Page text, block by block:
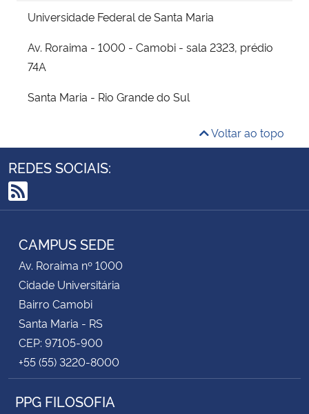
Universidade Federal de Santa Maria
Av. Roraima - 1000 - Camobi - sala 2323, prédio
74A
Santa Maria - Rio Grande do Sul
Voltar ao topo
REDES SOCIAIS:
RSS
CAMPUS SEDE
Av. Roraima nº 1000
Cidade Universitária
Bairro Camobi
Santa Maria - RS
CEP: 97105-900
+55 (55) 3220-8000
PPG FILOSOFIA